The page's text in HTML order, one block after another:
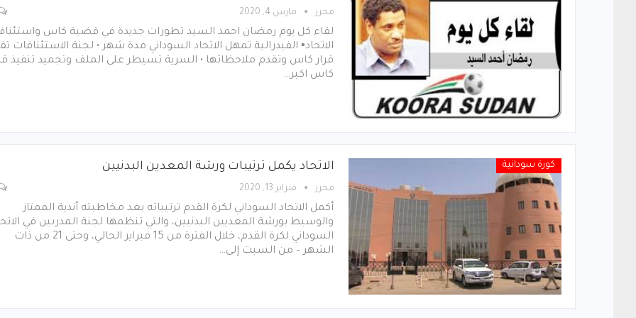
محرر مارس 4, 2020
لقاء كل يوم رمضان احمد السيد تطورات جديدة في قضية كاس
الاتحاد▪︎ الفيدرالية تمهل الاتحاد السوداني مدة شهر • لجنة الاستئنافات
قرار كاس وتقدم ملاحظاتها • السرية تسيطر على الملف وتجميد تنفيذ
كاس اكبر…
كورة سودانية الاتحاد يكمل ترتيبات ورشة المعدين البدنيين
محرر فبراير 13, 2020
أكمل الاتحاد السوداني لكرة القدم ترتيباته بعد مخاطبته أندية الممتاز
والوسيط بورشة المعديين البدنيين، والتي تنظمها لجنة المدربين في
السوداني لكرة القدم، خلال الفترة من 15 فبراير الحالي، وحتى 21 من ذات
الشهر – من السبت إلى…